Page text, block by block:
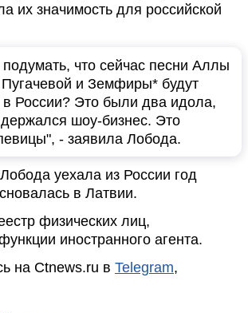
их значимость для российской
что сейчас песни Аллы
и Земфиры* будут
России? Это были два идола,
шоу-бизнес. Это
- заявила Лобода.
уехала из России год
в Латвии.
физических лиц,
иностранного агента.
на Ctnews.ru в Telegram,